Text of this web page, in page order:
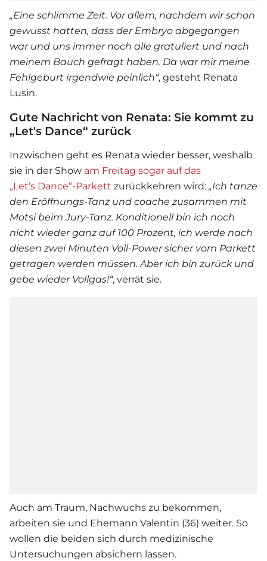
„Eine schlimme Zeit. Vor allem, nachdem wir schon
gewusst hatten, dass der Embryo abgegangen
war und uns immer noch alle gratuliert und nach
meinem Bauch gefragt haben. Da war mir meine
Fehlgeburt irgendwie peinlich“, gesteht Renata
Lusin.
Gute Nachricht von Renata: Sie kommt zu
„Let's Dance“ zurück
Inzwischen geht es Renata wieder besser, weshalb
sie in der Show am Freitag sogar auf das
„Let’s Dance“-Parkett zurückkehren wird: „Ich tanze
den Eröffnungs-Tanz und coache zusammen mit
Motsi beim Jury-Tanz. Konditionell bin ich noch
nicht wieder ganz auf 100 Prozent, ich werde nach
diesen zwei Minuten Voll-Power sicher vom Parkett
getragen werden müssen. Aber ich bin zurück und
gebe wieder Vollgas!“, verrät sie.
Auch am Traum, Nachwuchs zu bekommen,
arbeiten sie und Ehemann Valentin (36) weiter. So
wollen die beiden sich durch medizinische
Untersuchungen absichern lassen.